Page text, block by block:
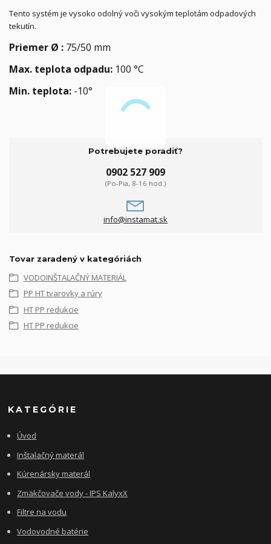
Tento systém je vysoko odolný voči vysokým teplotám odpadových
tekutín.
Priemer Ø : 75/50 mm
Max. teplota odpadu: 100 °C
Min. teplota: -10°
Potrebujete poradiť?
0902 527 909
(Po-Pia, 8-16 hod.)
info@instamat.sk
Tovar zaradený v kategóriách
VODOINŠTALAČNÝ MATERIÁL
PP HT tvarovky a rúry
HT PP redukcie
HT PP redukcie
KATEGÓRIE
Úvod
Inštalačný materál
Kúrenársky materál
Zmäkčovače vody - IPS KalyxX
Filtre na vodu
Vodovodné batérie